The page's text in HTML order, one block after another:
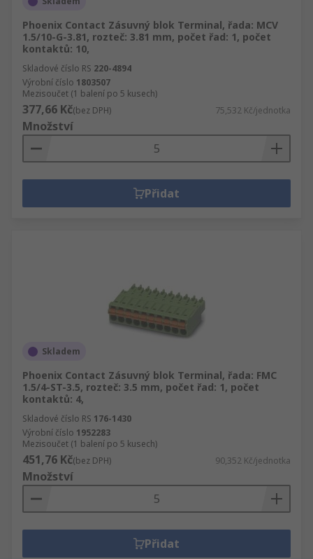
Phoenix Contact Zásuvný blok Terminal, řada: MCV
1.5/10-G-3.81, rozteč: 3.81 mm, počet řad: 1, počet
kontaktů: 10,
Skladové číslo RS 220-4894
Výrobní číslo 1803507
Mezisoučet (1 balení po 5 kusech)
377,66 Kč(bez DPH) 75,532 Kč/jednotka
Množství
Přidat
Skladem
Phoenix Contact Zásuvný blok Terminal, řada: FMC
1.5/4-ST-3.5, rozteč: 3.5 mm, počet řad: 1, počet
kontaktů: 4,
Skladové číslo RS 176-1430
Výrobní číslo 1952283
Mezisoučet (1 balení po 5 kusech)
451,76 Kč(bez DPH) 90,352 Kč/jednotka
Množství
Přidat